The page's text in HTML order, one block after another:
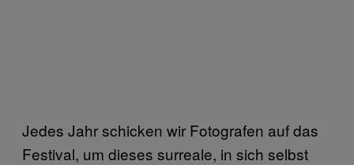
Jedes Jahr schicken wir Fotografen auf das
Festival, um dieses surreale, in sich selbst